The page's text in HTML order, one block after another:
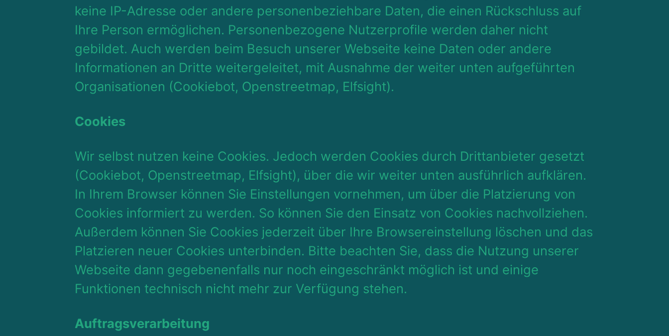
keine IP-Adresse oder andere personenbeziehbare Daten, die einen Rückschluss auf
Ihre Person ermöglichen. Personenbezogene Nutzerprofile werden daher nicht
gebildet. Auch werden beim Besuch unserer Webseite keine Daten oder andere
Informationen an Dritte weitergeleitet, mit Ausnahme der weiter unten aufgeführten
Organisationen (Cookiebot, Openstreetmap, Elfsight).
Cookies
Wir selbst nutzen keine Cookies. Jedoch werden Cookies durch Drittanbieter gesetzt
(Cookiebot, Openstreetmap, Elfsight), über die wir weiter unten ausführlich aufklären.
In Ihrem Browser können Sie Einstellungen vornehmen, um über die Platzierung von
Cookies informiert zu werden. So können Sie den Einsatz von Cookies nachvollziehen.
Außerdem können Sie Cookies jederzeit über Ihre Browsereinstellung löschen und das
Platzieren neuer Cookies unterbinden. Bitte beachten Sie, dass die Nutzung unserer
Webseite dann gegebenenfalls nur noch eingeschränkt möglich ist und einige
Funktionen technisch nicht mehr zur Verfügung stehen.
Auftragsverarbeitung